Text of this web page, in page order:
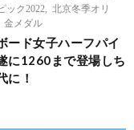
ック2022
北京冬季オリ
金メダル
ード女子ハーフパイ
に1260まで登場しち
に！